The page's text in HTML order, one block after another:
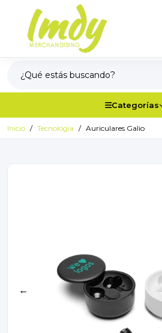
Categorías
Inicio Tecnología Auriculares Galio
←